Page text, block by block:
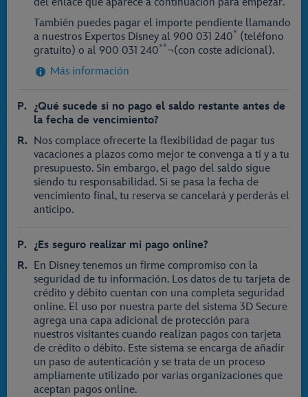
También puedes pagar el importe pendiente llamando
a nuestros Expertos Disney al 900 031 240* (teléfono
gratuito) o al 900 031 240**¬(con coste adicional).
Más información
¿Qué sucede si no pago el saldo restante antes de
la fecha de vencimiento?
Nos complace ofrecerte la flexibilidad de pagar tus
vacaciones a plazos como mejor te convenga a ti y a tu
presupuesto. Sin embargo, el pago del saldo sigue
siendo tu responsabilidad. Si se pasa la fecha de
vencimiento final, tu reserva se cancelará y perderás el
anticipo.
¿Es seguro realizar mi pago online?
En Disney tenemos un firme compromiso con la
seguridad de tu información. Los datos de tu tarjeta de
crédito y débito cuentan con una completa seguridad
online. El uso por nuestra parte del sistema 3D Secure
agrega una capa adicional de protección para
nuestros visitantes cuando realizan pagos con tarjeta
de crédito o débito. Este sistema se encarga de añadir
un paso de autenticación y se trata de un proceso
ampliamente utilizado por varias organizaciones que
aceptan pagos online.